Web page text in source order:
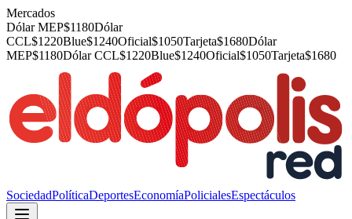
Mercados
Dólar MEP$1180Dólar
CCL$1220Blue$1240Oficial$1050Tarjeta$1680Dólar
MEP$1180Dólar CCL$1220Blue$1240Oficial$1050Tarjeta$1680
SociedadPolíticaDeportesEconomíaPolicialesEspectáculos